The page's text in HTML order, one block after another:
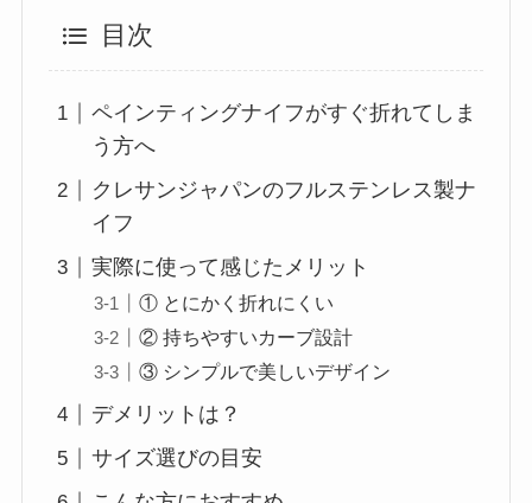
目次
ペインティングナイフがすぐ折れてしま
う方へ
クレサンジャパンのフルステンレス製ナ
イフ
実際に使って感じたメリット
① とにかく折れにくい
② 持ちやすいカーブ設計
③ シンプルで美しいデザイン
デメリットは？
サイズ選びの目安